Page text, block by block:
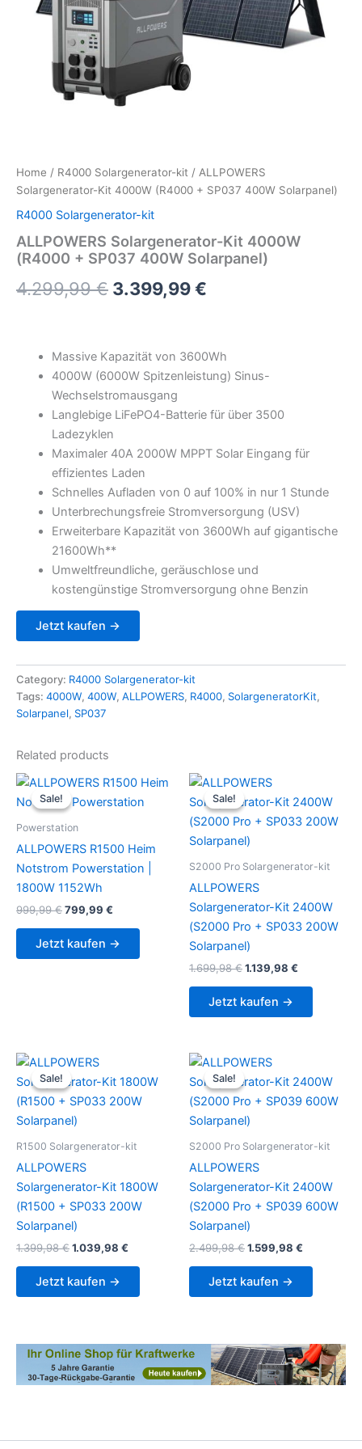
Home / R4000 Solargenerator-kit / ALLPOWERS
Solargenerator-Kit 4000W (R4000 + SP037 400W Solarpanel)
R4000 Solargenerator-kit
ALLPOWERS Solargenerator-Kit 4000W
(R4000 + SP037 400W Solarpanel)
4.299,99€ Original
4.299,99 €.
3.399,99€
3.399,99 €.
Massive Kapazität von 3600Wh
4000W (6000W Spitzenleistung) Sinus-
Wechselstromausgang
Langlebige LiFePO4-Batterie für über 3500
Ladezyklen
Maximaler 40A 2000W MPPT Solar Eingang für
effizientes Laden
Schnelles Aufladen von 0 auf 100% in nur 1 Stunde
Unterbrechungsfreie Stromversorgung (USV)
Erweiterbare Kapazität von 3600Wh auf gigantische
21600Wh**
Umweltfreundliche, geräuschlose und
kostengünstige Stromversorgung ohne Benzin
Jetzt kaufen →
Category: R4000 Solargenerator-kit
Tags: 4000W, 400W, ALLPOWERS, R4000, SolargeneratorKit,
Solarpanel, SP037
Related products
Sale!
Sale!
Powerstation
ALLPOWERS R1500 Heim
Notstrom Powerstation |
1800W 1152Wh
999,99€Original
was:
999,99 €.
799,99 €
is:
799,99 €.
Jetzt kaufen →
Sale!
Sale!
S2000 Pro Solargenerator-kit
ALLPOWERS
Solargenerator-Kit 2400W
(S2000 Pro + SP033 200W
Solarpanel)
1.699,98€Original
was:
1.699,98 €.
1.139,98 €
Jetzt kaufen →
Sale!
Sale!
R1500 Solargenerator-kit
ALLPOWERS
Solargenerator-Kit 1800W
(R1500 + SP033 200W
Solarpanel)
1.399,98€Original
was:
1.399,98 €.
1.039,98 €
Jetzt kaufen →
Sale!
Sale!
S2000 Pro Solargenerator-kit
ALLPOWERS
Solargenerator-Kit 2400W
(S2000 Pro + SP039 600W
Solarpanel)
2.499,98€Original
was:
2.499,98 €.
1.599,98 €
Jetzt kaufen →